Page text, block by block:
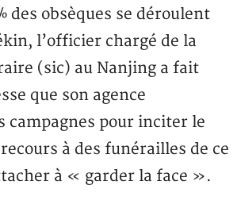
des obsèques se déroulent
l’officier chargé de la
(sic) au Nanjing a fait
que son agence
campagnes pour inciter le
à des funérailles de ce
à « garder la face ».